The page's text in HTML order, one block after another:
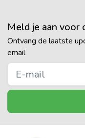
Meld je aan voor
Ontvang de laatste
email